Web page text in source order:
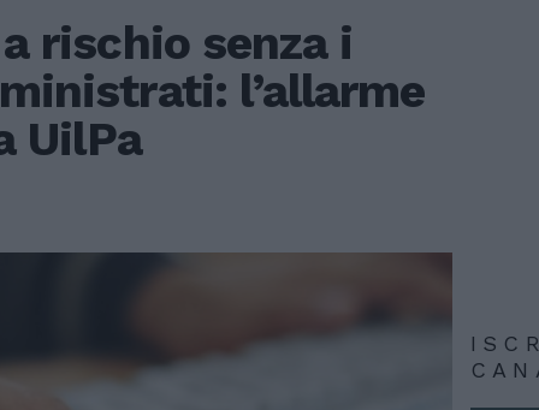
rischio senza i
l’allarme
UilPa